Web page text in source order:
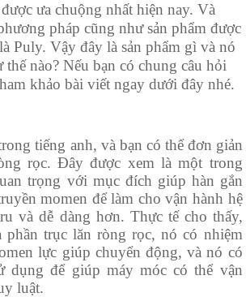
ưa chuộng nhất hiện nay. Và
pháp cũng như sản phẩm được
Puly. Vậy đây là sản phẩm gì và nó
nào? Nếu bạn có chung câu hỏi
khảo bài viết ngay dưới đây nhé.
tiếng anh, và bạn có thể đơn giản
rọc. Đây được xem là một trong
trọng với mục đích giúp hàn gắn
momen để làm cho vận hành hệ
và dễ dàng hơn. Thực tế cho thấy,
phần trục lăn ròng rọc, nó có nhiệm
lực giúp chuyển động, và nó có
dụng để giúp máy móc có thể vận
luật.